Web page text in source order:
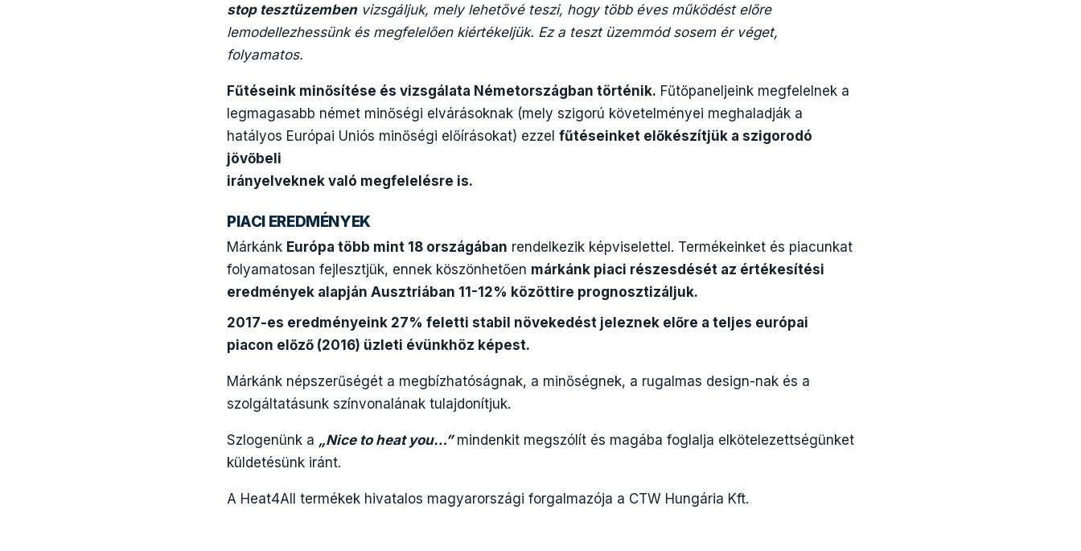
stop tesztüzemben vizsgáljuk, mely lehetővé teszi, hogy több éves működést előre
lemodellezhessünk és megfelelően kiértékeljük. Ez a teszt üzemmód sosem ér véget,
folyamatos.
Fűtéseink minősítése és vizsgálata Németországban történik. Fűtőpaneljeink megfelelnek a
legmagasabb német minőségi elvárásoknak (mely szigorú követelményei meghaladják a
hatályos Európai Uniós minőségi előírásokat) ezzel fűtéseinket előkészítjük a szigorodó
jövőbeli
irányelveknek való megfelelésre is.
PIACI EREDMÉNYEK
Márkánk Európa több mint 18 országában rendelkezik képviselettel. Termékeinket és piacunkat
folyamatosan fejlesztjük, ennek köszönhetően márkánk piaci részesdését az értékesítési
eredmények alapján Ausztriában 11-12% közöttire prognosztizáljuk.
2017-es eredményeink 27% feletti stabil növekedést jeleznek előre a teljes európai
piacon előző (2016) üzleti évünkhöz képest.
Márkánk népszerűségét a megbízhatóságnak, a minőségnek, a rugalmas design-nak és a
szolgáltatásunk színvonalának tulajdonítjuk.
Szlogenünk a „Nice to heat you…”mindenkit megszólít és magába foglalja elkötelezettségünket
küldetésünk iránt.
A Heat4All termékek hivatalos magyarországi forgalmazója a CTW Hungária Kft.